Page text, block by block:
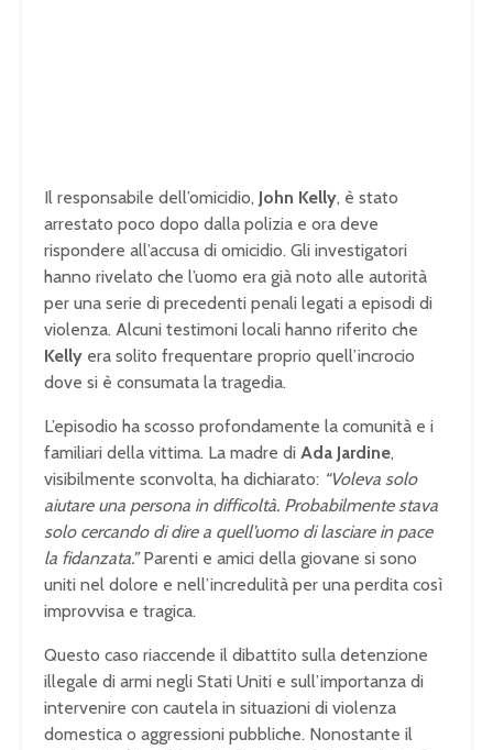
Il responsabile dell’omicidio, John Kelly, è stato
arrestato poco dopo dalla polizia e ora deve
rispondere all’accusa di omicidio. Gli investigatori
hanno rivelato che l’uomo era già noto alle autorità
per una serie di precedenti penali legati a episodi di
violenza. Alcuni testimoni locali hanno riferito che
Kelly era solito frequentare proprio quell’incrocio
dove si è consumata la tragedia.
L’episodio ha scosso profondamente la comunità e i
familiari della vittima. La madre di Ada Jardine,
visibilmente sconvolta, ha dichiarato: “Voleva solo
aiutare una persona in difficoltà. Probabilmente stava
solo cercando di dire a quell’uomo di lasciare in pace
la fidanzata.”Parenti e amici della giovane si sono
uniti nel dolore e nell’incredulità per una perdita così
improvvisa e tragica.
Questo caso riaccende il dibattito sulla detenzione
illegale di armi negli Stati Uniti e sull’importanza di
intervenire con cautela in situazioni di violenza
domestica o aggressioni pubbliche. Nonostante il